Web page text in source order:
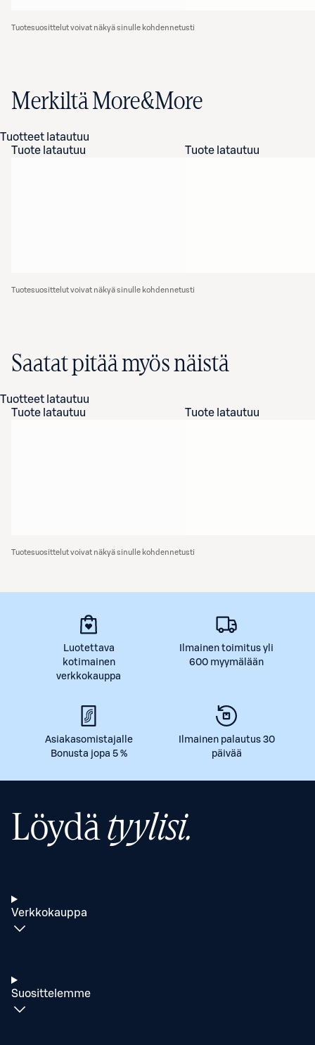
Tuotesuosittelut voivat näkyä sinulle kohdennetusti
Merkiltä More&More
Tuotteet latautuu
Tuote latautuu
Tuote latautuu
Tuotesuosittelut voivat näkyä sinulle kohdennetusti
Saatat pitää myös näistä
Tuotteet latautuu
Tuote latautuu
Tuote latautuu
Tuotesuosittelut voivat näkyä sinulle kohdennetusti
Luotettava
kotimainen
verkkokauppa
Ilmainen toimitus yli
600 myymälään
Asiakasomistajalle
Bonusta jopa 5 %
Ilmainen palautus 30
päivää
Löydätyylisi.
Verkkokauppa
Suosittelemme